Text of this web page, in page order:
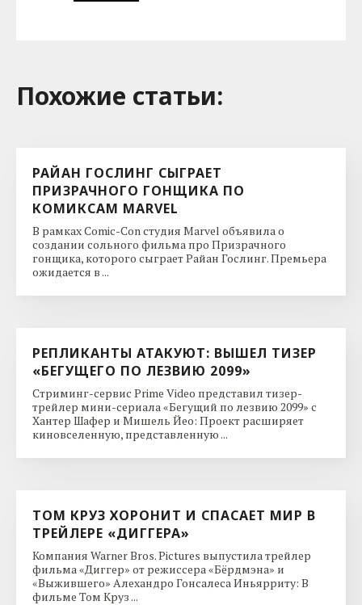
Похожие cтатьи:
РАЙАН ГОСЛИНГ СЫГРАЕТ
ПРИЗРАЧНОГО ГОНЩИКА ПО
КОМИКСАМ MARVEL
В рамках Comic-Con студия Marvel объявила о
создании сольного фильма про Призрачного
гонщика, которого сыграет Райан Гослинг. Премьера
ожидается в ...
РЕПЛИКАНТЫ АТАКУЮТ: ВЫШЕЛ ТИЗЕР
«БЕГУЩЕГО ПО ЛЕЗВИЮ 2099»
Стриминг-сервис Prime Video представил тизер-
трейлер мини-сериала «Бегущий по лезвию 2099» с
Хантер Шафер и Мишель Йео: Проект расширяет
киновселенную, представленную ...
ТОМ КРУЗ ХОРОНИТ И СПАСАЕТ МИР В
ТРЕЙЛЕРЕ «ДИГГЕРА»
Компания Warner Bros. Pictures выпустила трейлер
фильма «Диггер» от режиссера «Бёрдмэна» и
«Выжившего» Алехандро Гонсалеса Иньярриту: В
фильме Том Круз ...